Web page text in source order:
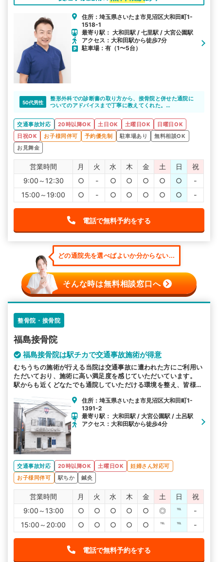
住所：埼玉県さいたま市見沼区大和田町1-
1518-1
最寄り駅： 大和田駅 / 七里駅 / 大宮公園駅
アクセス：大和田駅から徒歩7分
駐車場：有（1〜5台）
50代男性
整形外科での診断書の取り方から、接骨院と併せた通院に
ついてのアドバイスまで丁寧に教えてくれた。
ありがたい。
交通事故対応 20時以降OK 土日OK 土曜日OK
日曜日OK
日祝OK
お子様同伴可 予約優先制 駐車場あり
無料相談OK
お見舞金
営業時間 月 火 水 木 金 土 日
祝
9:00～12:30
○ - ○ ○ ○ ○ ○
-
15:00～19:00
○ - ○ ○ ○ ○ ○ -
電話で無料予約をする
どの通院先を選べばよいか分からない...
そんな時は無料相談窓口へ
整骨院・接骨院
福島接骨院
福島接骨院は駅チカで交通事故施術が得意
むちうちの施術が行える当院は交通事故に遭われた方にご利用い
ただいており、施術に高い満足度を感じていただいています。
駅からも近くどなたでも通院していただける環境を整え、皆様の
住所：埼玉県さいたま市見沼区大和田町1-
1391-2
最寄り駅： 大和田駅 / 大宮公園駅 / 土呂駅
アクセス：大和田駅から徒歩4分
交通事故対応 20時以降OK 土曜日OK
妊婦さん対応可
お子様同伴可
駅ちか 鍼灸
営業時間 月 火 水 木 金 土 日
祝
9:00～13:00
○ ○ ○ ○ ○ ◎ ℡
-
15:00～20:00
○ ○ ○ ○ ○ ℡ ℡ -
電話で無料予約をする